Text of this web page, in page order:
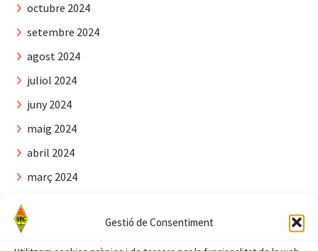
Gestió de Consentiment
octubre 2024
setembre 2024
agost 2024
juliol 2024
juny 2024
maig 2024
abril 2024
març 2024
gener 2024